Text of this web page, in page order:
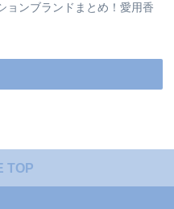
ョンブランドまとめ！愛用香
TOP